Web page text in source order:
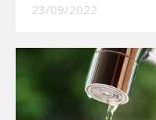
23/09/2022